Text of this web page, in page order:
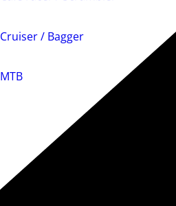
Cruiser / Bagger
MTB